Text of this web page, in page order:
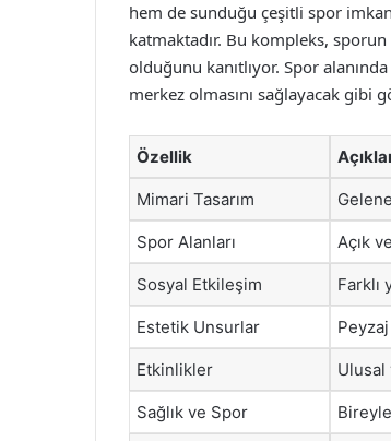
hem de sunduğu çeşitli spor
katmaktadır. Bu kompleks,
olduğunu kanıtlıyor. Spor
merkez olmasını sağlayacak gibi
Özellik
Mimari Tasarım
Spor Alanları Açık
Sosyal Etkileşim Farklı
Estetik Unsurlar
Etkinlikler Ulusal
Sağlık ve Spor